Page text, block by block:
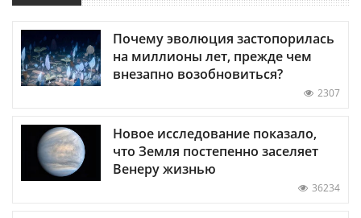
Почему эволюция застопорилась
на миллионы лет, прежде чем
внезапно возобновиться?
2307
Новое исследование показало,
что Земля постепенно заселяет
Венеру жизнью
36234